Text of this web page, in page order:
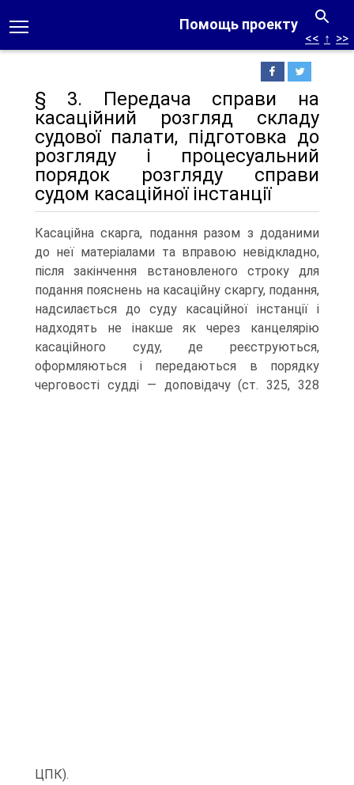
Помощь проекту
<< ↑ >>
§ 3. Передача справи на
касаційний розгляд складу
судової палати, підготовка до
розгляду і процесуальний
порядок розгляду справи
судом касаційної інстанції
Касаційна скарга, подання разом з доданими
до неї матеріалами та вправою невідкладно,
після закінчення встановленого строку для
подання пояснень на касаційну скаргу, подання,
надсилається до суду касаційної інстанції і
надходять не інакше як через канцелярію
касаційного суду, де реєструються,
оформляються і передаються в порядку
черговості судді — доповідачу (ст. 325, 328
ЦПК).